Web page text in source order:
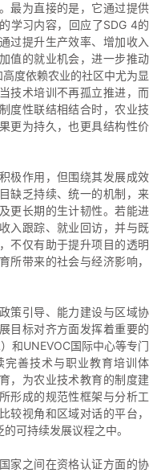
最为直接的是，它通过提供
学习内容，回应了SDG 4的
过提升生产效率、增加收入
值的就业机会，进一步推动
度依赖农业的社区中尤为显
技术培训不再孤立推进，而
度性联结相结合时，农业技
更为持久，也更具结构性价
极作用，但围绕其发展成效
缺乏持续、统一的机制，来
更长期的生计韧性。若能进
入跟踪、就业回访，并与既
不仅有助于提升项目的透明
所带来的社会与经济影响，
策引导、能力建设与区域协
目标对齐方面发挥着重要的
和UNEVOC国际中心等专门
善技术与职业教育培训体
，为农业技术教育的制度建
形成的规范性框架与分析工
较视角和区域对话的平台，
可持续发展议程之中。
家之间在资格认证方面的协